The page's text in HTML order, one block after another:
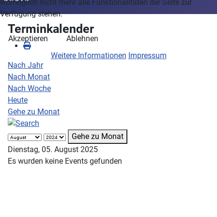
Terminkalender
Nach Jahr
Nach Monat
Nach Woche
Heute
Gehe zu Monat
Gehe zu Monat
Dienstag, 05. August 2025
Es wurden keine Events gefunden
womöglich nicht mehr alle Funktionalitäten der Seite zur
Verfügung stehen.
Akzeptieren
Ablehnen
Weitere Informationen Impressum